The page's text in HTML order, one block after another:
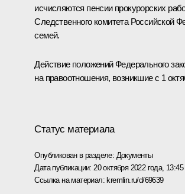
исчисляются пенсии прокурорских
Следственного комитета Российской
семей.
Действие положений Федерального
на правоотношения, возникшие с 1
Статус материала
Опубликован в разделе: Документы
Дата публикации: 20 октября 2022 года, 13:45
Ссылка на материал: kremlin.ru/d/69639